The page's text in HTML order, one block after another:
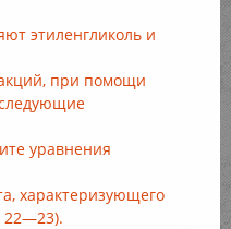
этиленгликоль и
при помощи
уравнения
характеризующего
22—23).